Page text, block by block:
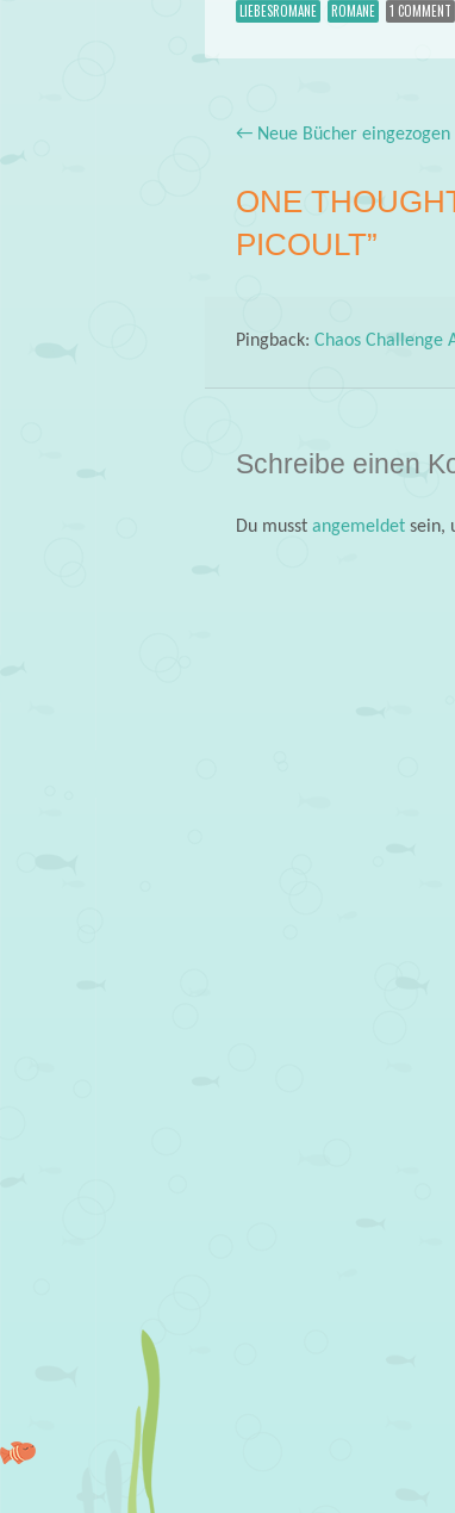
LIEBESROMANE ROMANE 1 COMMENT
Post
←Neue Bücher eingezogen
ONE
PICOULT”
Pingback: Chaos Challenge
Schreibe einen
Du musst angemeldetsein,